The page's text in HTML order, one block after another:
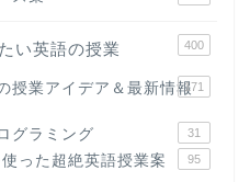
い英語の授業 400
授業アイデア＆最新情報171
グラミング 31
った超絶英語授業案 95